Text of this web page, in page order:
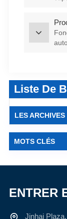
Liste De
LES ARCHIVES
MOTS CLÉS
ENTRER
Jinhai